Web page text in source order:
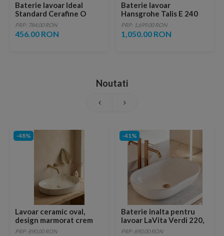
Baterie lavoar Ideal
Standard Cerafine O
H120 crom lucios cu
ventil metalic
PRP: 784.00 RON
456.00 RON
Baterie lavoar
Hansgrohe Talis E 240
inalta
PRP: 1,699.00 RON
1,050.00 RON
Noutati
-48%
Lavoar ceramic oval,
design marmorat crem
lucios cu vene aurii,
PRP: 890.00 RON
-41%
Baterie inalta pentru
lavoar LaVita Verdi 220,
fara ventil, brushed
PRP: 890.00 RON